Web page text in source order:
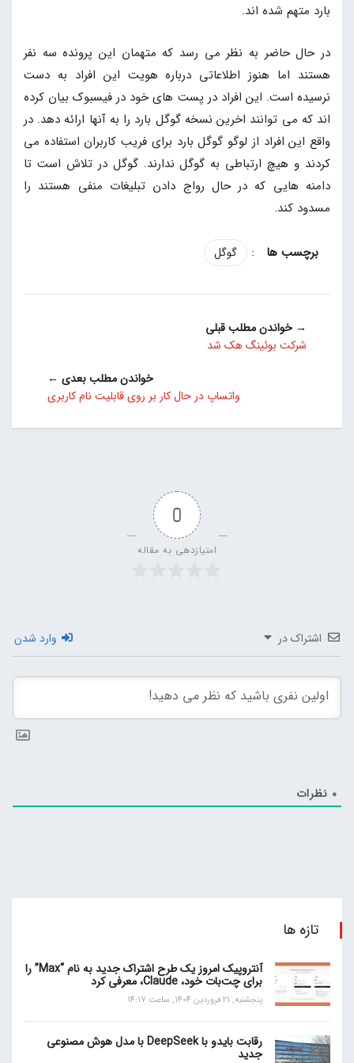
بارد متهم شده اند.
در حال حاضر به نظر می رسد که متهمان این پرونده سه نفر
هستند اما هنوز اطلاعاتی درباره هویت این افراد به دست
نرسیده است. این افراد در پست های خود در فیسبوک بیان کرده
اند که می توانند اخرین نسخه گوگل بارد را به آنها ارائه دهد. در
واقع این افراد از لوگو گوگل بارد برای فریب کاربران استفاده می
کردند و هیچ ارتباطی به گوگل ندارند. گوگل در تلاش است تا
دامنه هایی که در حال رواج دادن تبلیغات منفی هستند را
مسدود کند.
: گوگل
→ خواندن مطلب قبلی
شرکت بوئینگ هک شد
خواندن مطلب بعدی ←
واتساپ در حال کار بر روی قابلیت نام کاربری
0
امتیازدهی به مقاله
اشتراک در وارد شدن
0 نظرات
تازه ها
آنتروپیک امروز یک طرح اشتراک جدید به نام “Max” را
برای چت‌بات خود، Claude، معرفی کرد
پنجشنبه, 21 فروردین 1404, ساعت 14:17
رقابت بایدو با DeepSeek با مدل هوش مصنوعی
جدید